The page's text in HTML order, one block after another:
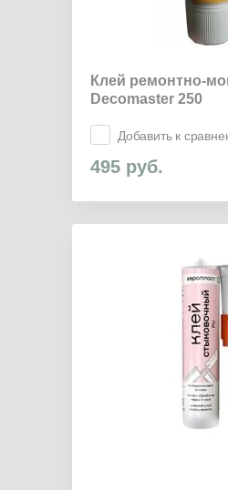
Клей ремонтно-
Decomaster 250
Добавить к
495 руб.